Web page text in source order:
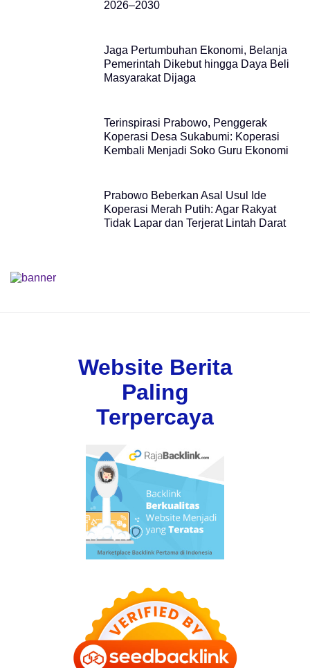
2026–2030
Jaga Pertumbuhan Ekonomi, Belanja
Pemerintah Dikebut hingga Daya Beli
Masyarakat Dijaga
Terinspirasi Prabowo, Penggerak
Koperasi Desa Sukabumi: Koperasi
Kembali Menjadi Soko Guru Ekonomi
Prabowo Beberkan Asal Usul Ide
Koperasi Merah Putih: Agar Rakyat
Tidak Lapar dan Terjerat Lintah Darat
Website Berita
Paling
Terpercaya